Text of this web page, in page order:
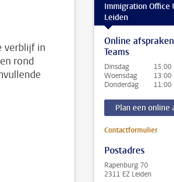
verblijf in
rond
Immigration Office
Leiden
Online
Teams
Dinsdag
Woensdag
Donderdag
Plan een online
Contactformulier
Postadres
Rapenburg 70
2311 EZ Leiden